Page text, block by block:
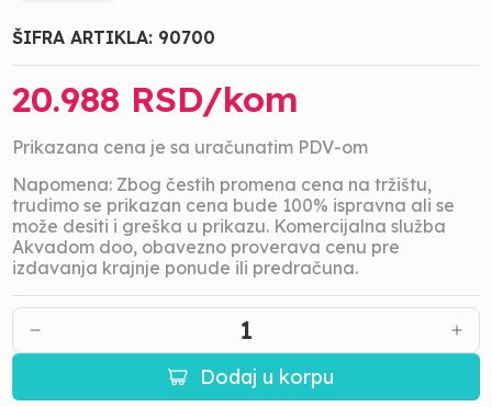
ŠIFRA ARTIKLA: 90700
20.988 RSD/kom
Prikazana cena je sa uračunatim PDV-om
Napomena: Zbog čestih promena cena na tržištu,
trudimo se prikazan cena bude 100% ispravna ali se
može desiti i greška u prikazu. Komercijalna služba
Akvadom doo, obavezno proverava cenu pre
izdavanja krajnje ponude ili predračuna.
1
Dodaj u korpu